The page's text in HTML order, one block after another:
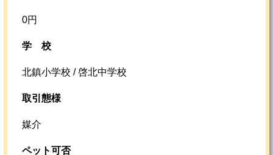
0円
学校
北鎮小学校 / 啓北中学校
取引態様
媒介
ペット可否